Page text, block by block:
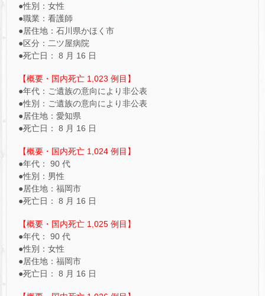
●性別：女性
●職業：看護師
●居住地：石川県かほく市
●区分：二ツ屋病院
●死亡日： 8 月 16 日
【概要・国内死亡 1,023 例目】
●年代：ご遺族の意向により非公表
●性別：ご遺族の意向により非公表
●居住地：愛知県
●死亡日： 8 月 16 日
【概要・国内死亡 1,024 例目】
●年代： 90 代
●性別：男性
●居住地：福岡市
●死亡日： 8 月 16 日
【概要・国内死亡 1,025 例目】
●年代： 90 代
●性別：女性
●居住地：福岡市
●死亡日： 8 月 16 日